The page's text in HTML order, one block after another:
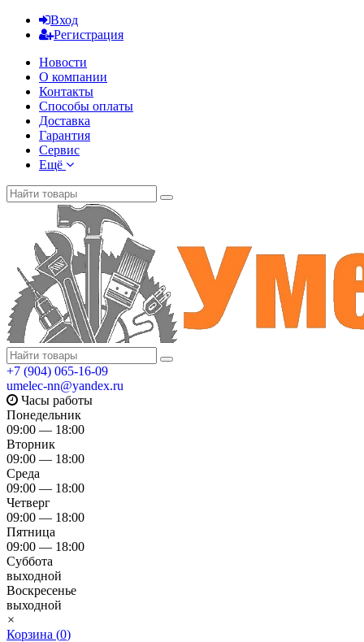
Вход
Регистрация
Новости
О компании
Контакты
Способы оплаты
Доставка
Гарантия
Сервис
Ещё
+7 (904) 065-16-09
umelec-nn@yandex.ru
Часы работы
Понедельник
09:00 — 18:00
Вторник
09:00 — 18:00
Среда
09:00 — 18:00
Четверг
09:00 — 18:00
Пятница
09:00 — 18:00
Суббота
выходной
Воскресенье
выходной
×
Корзина (0)